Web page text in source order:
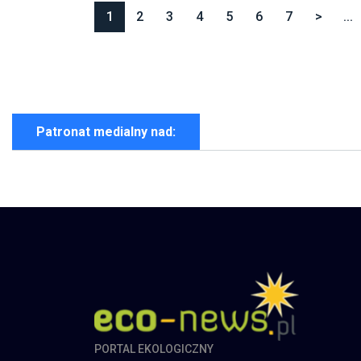
1 2 3 4 5 6 7 > ...
Patronat medialny nad:
PORTAL EKOLOGICZNY